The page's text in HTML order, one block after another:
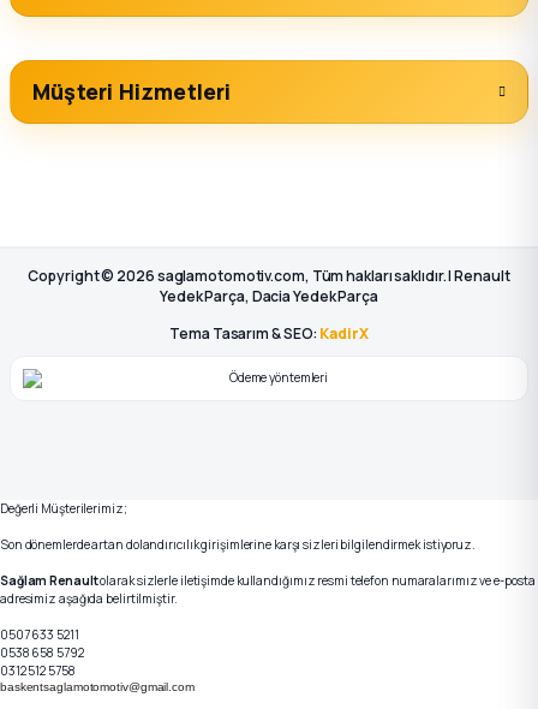
Müşteri Hizmetleri
Copyright © 2026 saglamotomotiv.com, Tüm hakları saklıdır. | Renault
Yedek Parça, Dacia Yedek Parça
Tema Tasarım & SEO: KadirX
Değerli Müşterilerimiz;
Son dönemlerde artan dolandırıcılık girişimlerine karşı sizleri bilgilendirmek istiyoruz.
Sağlam Renaultolarak sizlerle iletişimde kullandığımız resmi telefon numaralarımız ve e-posta
adresimiz aşağıda belirtilmiştir.
0507 633 5211
0538 658 5792
0312 512 5758
baskentsaglamotomotiv@gmail.com